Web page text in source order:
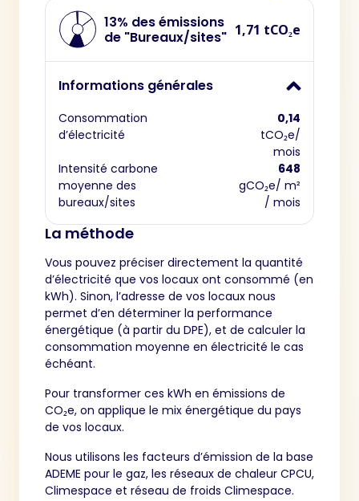
13% des émissions
de "Bureaux/sites" 1,71 tCO₂e
Informations générales
Consommation
d’électricité
0,14
tCO₂e/
mois
Intensité carbone
moyenne des
bureaux/sites
648
gCO₂e/ m²
/ mois
La méthode
Vous pouvez préciser directement la quantité
d’électricité que vos locaux ont consommé (en
kWh). Sinon, l’adresse de vos locaux nous
permet d’en déterminer la performance
énergétique (à partir du DPE), et de calculer la
consommation moyenne en électricité le cas
échéant.
Pour transformer ces kWh en émissions de
CO₂e, on applique le mix énergétique du pays
de vos locaux.
Nous utilisons les facteurs d’émission de la base
ADEME pour le gaz, les réseaux de chaleur CPCU,
Climespace et réseau de froids Climespace.